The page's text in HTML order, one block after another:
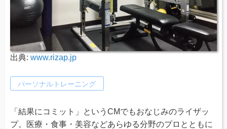
出典: www.rizap.jp
パーソナルトレーニング
「結果にコミット」というCMでもおなじみのライザッ
プ。医療・食事・美容などあらゆる分野のプロとともに